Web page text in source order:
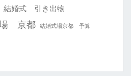
結婚式 引き出物
京都 結婚式場京都 予算